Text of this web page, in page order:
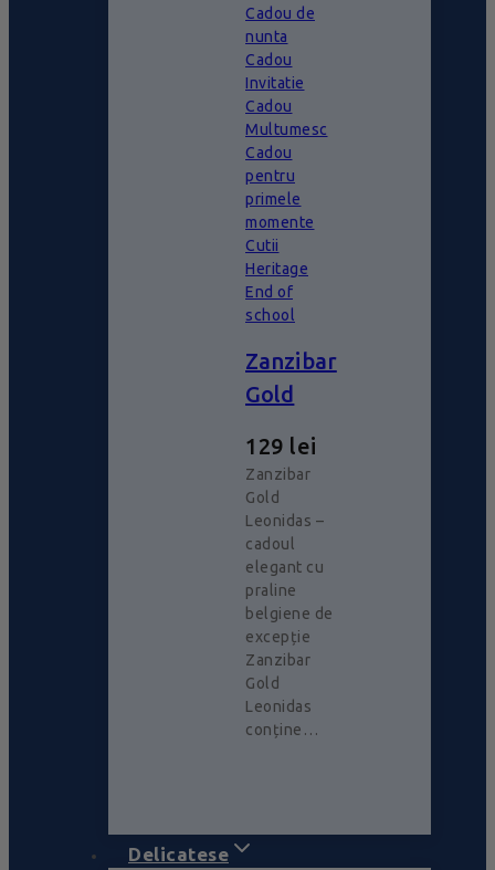
Cadou de
nunta
Cadou
Invitatie
Cadou
Multumesc
Cadou
pentru
primele
momente
Cutii
Heritage
End of
school
Zanzibar
Gold
129 lei
Zanzibar
Gold
Leonidas –
cadoul
elegant cu
praline
belgiene de
excepție
Zanzibar
Gold
Leonidas
conține…
Delicatese